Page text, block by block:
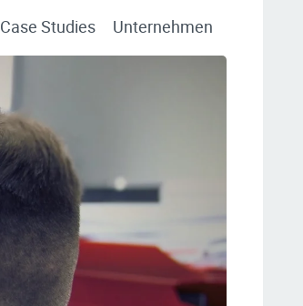
Case Studies Unternehmen